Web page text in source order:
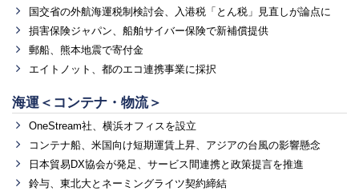
国交省の外航海運税制検討会、入港税「とん税」見直しが論点に
損害保険ジャパン、船舶サイバー保険で新補償提供
郵船、熊本地震で寄付金
エイトノット、都のエコ連携事業に採択
海運＜コンテナ・物流＞
OneStream社、横浜オフィスを設立
コンテナ船、米国向け短期運賃上昇、アジアの台風の影響懸念
日本貿易DX協会が発足、サービス間連携と政策提言を推進
鈴与、東北大とネーミングライツ契約締結